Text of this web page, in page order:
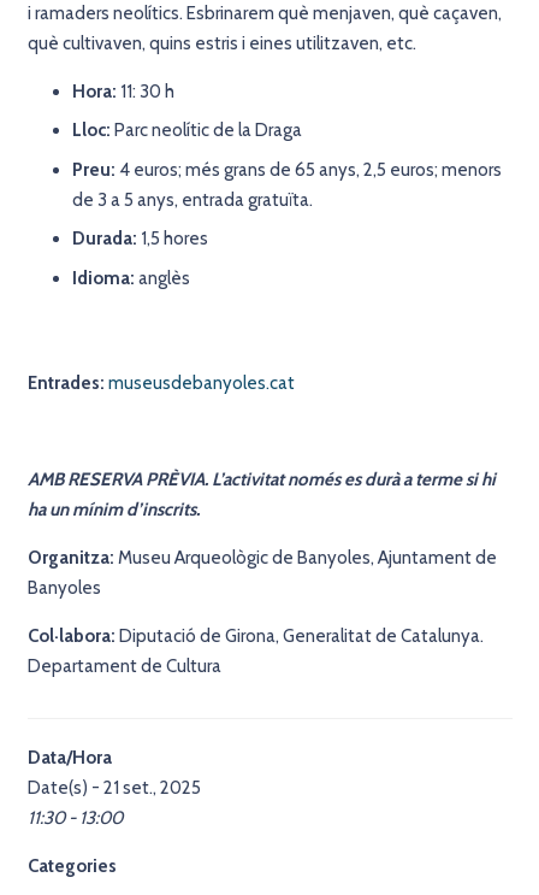
i ramaders neolítics. Esbrinarem què menjaven, què caçaven,
què cultivaven, quins estris i eines utilitzaven, etc.
Hora: 11: 30 h
Lloc: Parc neolític de la Draga
Preu: 4 euros; més grans de 65 anys, 2,5 euros; menors
de 3 a 5 anys, entrada gratuïta.
Durada: 1,5 hores
Idioma: anglès
Entrades: museusdebanyoles.cat
AMB RESERVA PRÈVIA. L’activitat només es durà a terme si hi
ha un mínim d’inscrits.
Organitza: Museu Arqueològic de Banyoles, Ajuntament de
Banyoles
Col·labora: Diputació de Girona, Generalitat de Catalunya.
Departament de Cultura
Data/Hora
Date(s) - 21 set., 2025
11:30 - 13:00
Categories